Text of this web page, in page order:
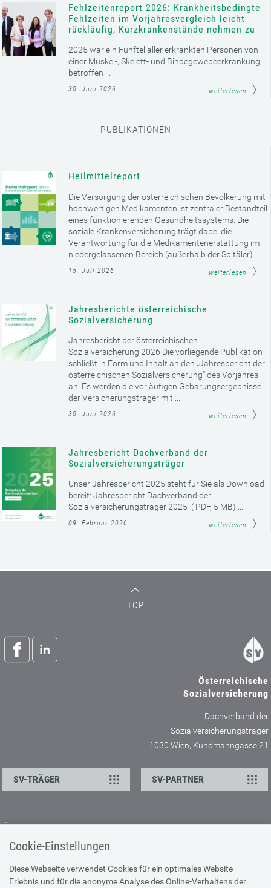
Cookie-Einstellungen
Diese Webseite verwendet Cookies für ein optimales Website-
Erlebnis und für die anonyme Analyse des Online-Verhaltens der
Fehlzeitenreport 2026: Krankheitsbedingte
Fehlzeiten im Vorjahresvergleich leicht
rückläufig, Kurzkrankenstände nehmen zu
2025 war ein Fünftel aller erkrankten Personen von
einer Muskel-, Skelett- und Bindegewebeerkrankung
betroffen ...
30. Juni 2026 weiterlesen
PUBLIKATIONEN
Heilmittelreport
Die Versorgung der österreichischen Bevölkerung mit
hochwertigen Medikamenten ist zentraler Bestandteil
eines funktionierenden Gesundheitssystems. Die
soziale Krankenversicherung trägt dabei die
Verantwortung für die Medikamentenerstattung im
niedergelassenen Bereich (außerhalb der Spitäler). ...
15. Juli 2026 weiterlesen
Jahresberichte österreichische
Sozialversicherung
Jahresbericht der österreichischen
Sozialversicherung 2026 Die vorliegende Publikation
schließt in Form und Inhalt an den „Jahresbericht der
österreichischen Sozialversicherung“ des Vorjahres
an. Es werden die vorläufigen Gebarungsergebnisse
der Versicherungsträger mit ...
30. Juni 2026 weiterlesen
Jahresbericht Dachverband der
Sozialversicherungsträger
Unser Jahresbericht 2025 steht für Sie als Download
bereit: Jahresbericht Dachverband der
Sozialversicherungsträger 2025 ( PDF, 5 MB) ...
09. Februar 2026 weiterlesen
TOP
Österreichische
Sozialversicherung
Dachverband der
Sozialversicherungsträger
1030 Wien, Kundmanngasse 21
SV-TRÄGER SV-PARTNER
ÜBER UNS
Kontakt
Offene Stellen
Presse
HILFE
Browser-Info & Sicherheit
Hilfe zur Suche